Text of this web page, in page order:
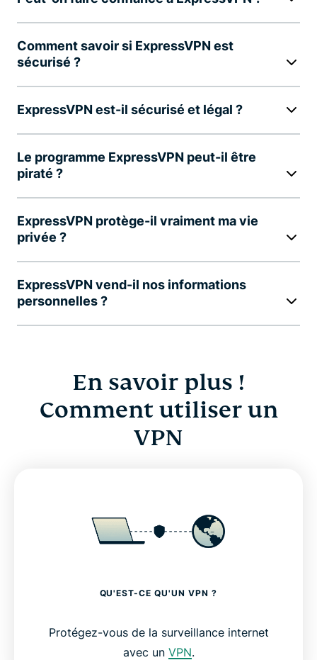
Comment savoir si ExpressVPN est
sécurisé ?
ExpressVPN est-il sécurisé et légal ?
Le programme ExpressVPN peut-il être
piraté ?
ExpressVPN protège-il vraiment ma vie
privée ?
ExpressVPN vend-il nos informations
personnelles ?
En savoir plus !
Comment utiliser un
VPN
QU'EST-CE QU'UN VPN ?
Protégez-vous de la surveillance internet
avec un VPN.